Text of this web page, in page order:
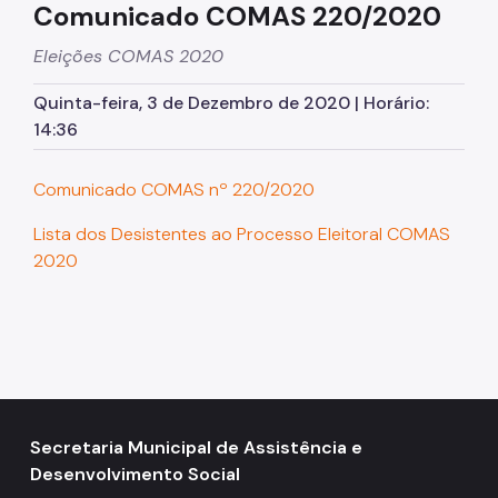
2014
2016
2012
2009
LEGISLAÇÃO
Organizações Inscritas
Comunicado COMAS 220/2020
Eleições COMAS 2020
Quinta-feira, 3 de Dezembro de 2020 | Horário:
14:36
Comunicado COMAS nº 220/2020
Lista dos Desistentes ao Processo Eleitoral COMAS
2020
Secretaria Municipal de Assistência e
Desenvolvimento Social